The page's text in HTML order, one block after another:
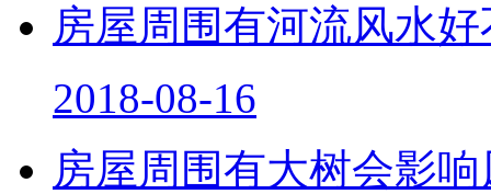
房屋周围有河流风水
2018-08-16
房屋周围有大树会影